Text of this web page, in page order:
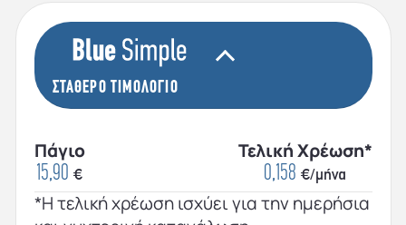
ΣΤΑΘΕΡΟ ΤΙΜΟΛΟΓΙΟ
Πάγιο
15,90 €
Τελική Χρέωση*
0,158 €/μήνα
*Η τελική χρέωση ισχύει για την ημερήσια